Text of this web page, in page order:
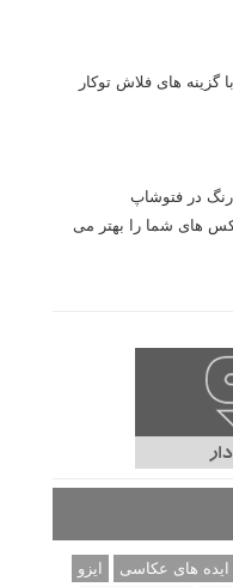
گزینه های فلاش توکار
های شما را بهتر می
ایده های عکاسی
ایزو